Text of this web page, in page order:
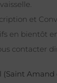
et
en bientôt
contacter
(Saint Amand